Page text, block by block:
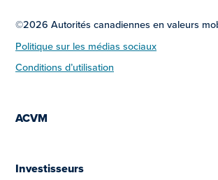
©2026 Autorités canadiennes en valeurs
Politique sur les médias sociaux
Conditions d’utilisation
ACVM
Investisseurs